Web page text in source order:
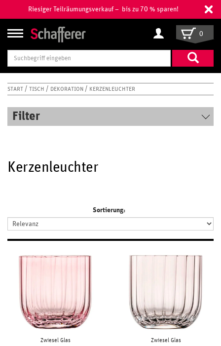
Riesiger Teilräumungsverkauf – bis zu 70 % sparen!
Suchbegriff
eingeben
0
START TISCH DEKORATION KERZENLEUCHTER
Filter
Kerzenleuchter
Sortierung:
Zwiesel Glas Zwiesel Glas